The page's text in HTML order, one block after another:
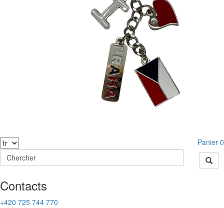
Panier 0
Contacts
+420 725 744 770